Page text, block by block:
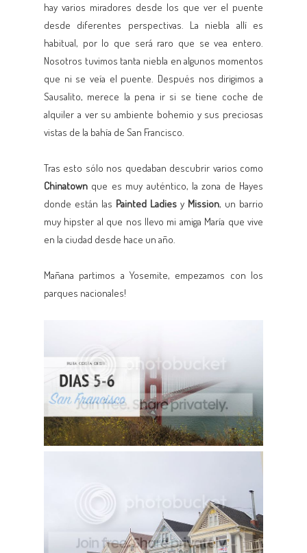
hay varios miradores desde los que ver el puente
desde diferentes perspectivas. La niebla allí es
habitual, por lo que será raro que se vea entero.
Nosotros tuvimos tanta niebla en algunos momentos
que ni se veía el puente. Después nos dirigimos a
Sausalito, merece la pena ir si se tiene coche de
alquiler a ver su ambiente bohemio y sus preciosas
vistas de la bahía de San Francisco.
Tras esto sólo nos quedaban descubrir varios como
Chinatown que es muy auténtico, la zona de Hayes
donde están las Painted Ladies y Mission, un barrio
muy hipster al que nos llevo mi amiga María que vive
en la ciudad desde hace un año.
Mañana partimos a Yosemite, empezamos con los
parques nacionales!